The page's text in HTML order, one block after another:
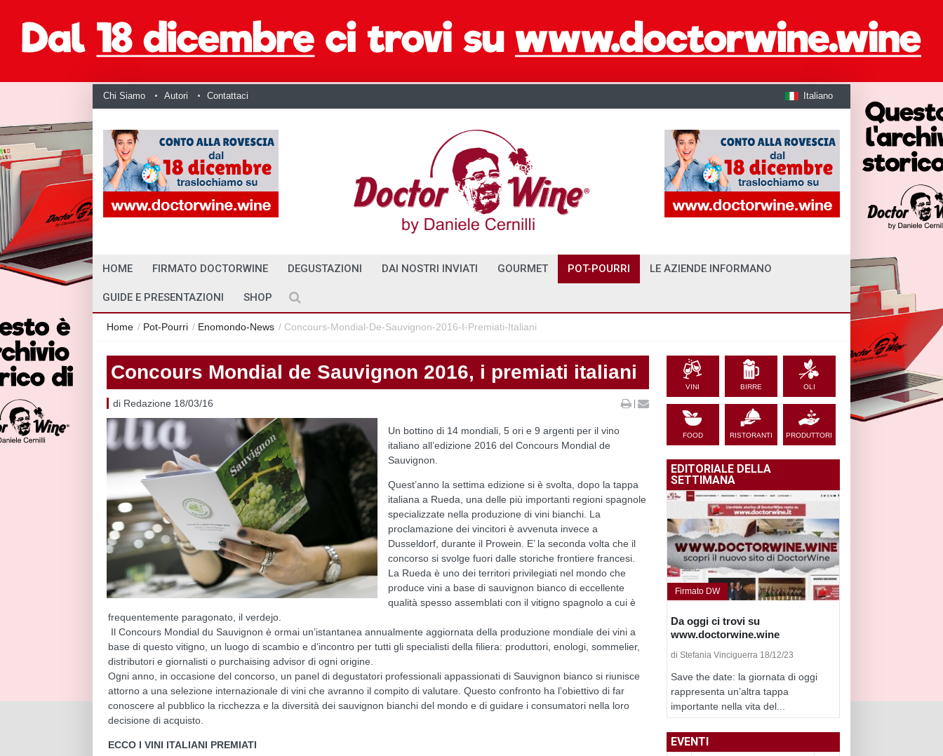
Chi Siamo Autori Contattaci Italiano
HOME FIRMATO DOCTORWINE DEGUSTAZIONI DAI NOSTRI INVIATI GOURMET POT-POURRI LE AZIENDE INFORMANO
GUIDE E PRESENTAZIONI SHOP
Home / Pot-Pourri / Enomondo-News / Concours-Mondial-De-Sauvignon-2016-I-Premiati-Italiani
Concours Mondial de Sauvignon 2016, i premiati italiani
di Redazione 18/03/16 |
Un bottino di 14 mondiali, 5 ori e 9 argenti per il vino
italiano all’edizione 2016 del Concours Mondial de
Sauvignon.
Quest’anno la settima edizione si è svolta, dopo la tappa
italiana a Rueda, una delle più importanti regioni spagnole
specializzate nella produzione di vini bianchi. La
proclamazione dei vincitori è avvenuta invece a
Dusseldorf, durante il Prowein. E’ la seconda volta che il
concorso si svolge fuori dalle storiche frontiere francesi.
La Rueda è uno dei territori privilegiati nel mondo che
produce vini a base di sauvignon bianco di eccellente
qualità spesso assemblati con il vitigno spagnolo a cui è
frequentemente paragonato, il verdejo.
Il Concours Mondial du Sauvignon è ormai un’istantanea annualmente aggiornata della produzione mondiale dei vini a
base di questo vitigno, un luogo di scambio e d’incontro per tutti gli specialisti della filiera: produttori, enologi, sommelier,
distributori e giornalisti o purchaising advisor di ogni origine.
Ogni anno, in occasione del concorso, un panel di degustatori professionali appassionati di Sauvignon bianco si riunisce
attorno a una selezione internazionale di vini che avranno il compito di valutare. Questo confronto ha l’obiettivo di far
conoscere al pubblico la ricchezza e la diversità dei sauvignon bianchi del mondo e di guidare i consumatori nella loro
decisione di acquisto.
ECCO I VINI ITALIANI PREMIATI
VINI BIRRE OLI
FOOD RISTORANTI PRODUTTORI
EDITORIALE DELLA
SETTIMANA
Firmato DW
Da oggi ci trovi su
www.doctorwine.wine
di Stefania Vinciguerra 18/12/23
Save the date: la giornata di oggi
rappresenta un’altra tappa
importante nella vita del...
EVENTI